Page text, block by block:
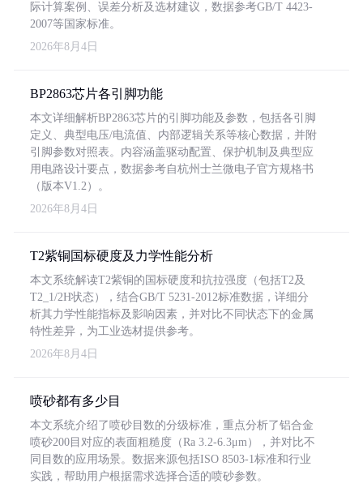
际计算案例、误差分析及选材建议，数据参考GB/T 4423-
2007等国家标准。
2026年8月4日
BP2863芯片各引脚功能
本文详细解析BP2863芯片的引脚功能及参数，包括各引脚
定义、典型电压/电流值、内部逻辑关系等核心数据，并附
引脚参数对照表。内容涵盖驱动配置、保护机制及典型应
用电路设计要点，数据参考自杭州士兰微电子官方规格书
（版本V1.2）。
2026年8月4日
T2紫铜国标硬度及力学性能分析
本文系统解读T2紫铜的国标硬度和抗拉强度（包括T2及
T2_1/2H状态），结合GB/T 5231-2012标准数据，详细分
析其力学性能指标及影响因素，并对比不同状态下的金属
特性差异，为工业选材提供参考。
2026年8月4日
喷砂都有多少目
本文系统介绍了喷砂目数的分级标准，重点分析了铝合金
喷砂200目对应的表面粗糙度（Ra 3.2-6.3μm），并对比不
同目数的应用场景。数据来源包括ISO 8503-1标准和行业
实践，帮助用户根据需求选择合适的喷砂参数。